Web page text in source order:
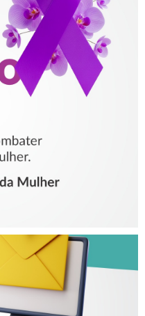
– ACOLHER,
A
A